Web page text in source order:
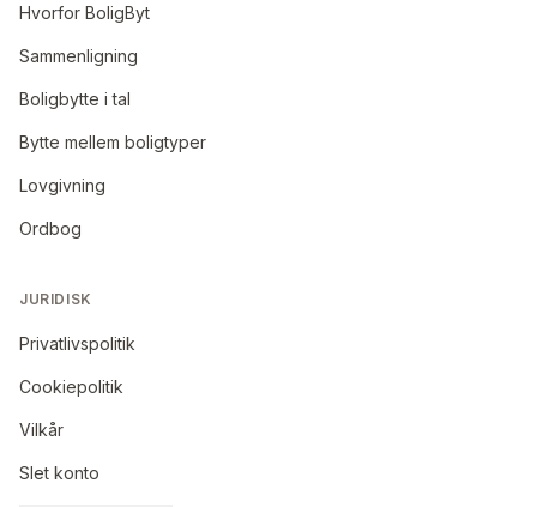
Hvorfor BoligByt
Sammenligning
Boligbytte i tal
Bytte mellem boligtyper
Lovgivning
Ordbog
JURIDISK
Privatlivspolitik
Cookiepolitik
Vilkår
Slet konto